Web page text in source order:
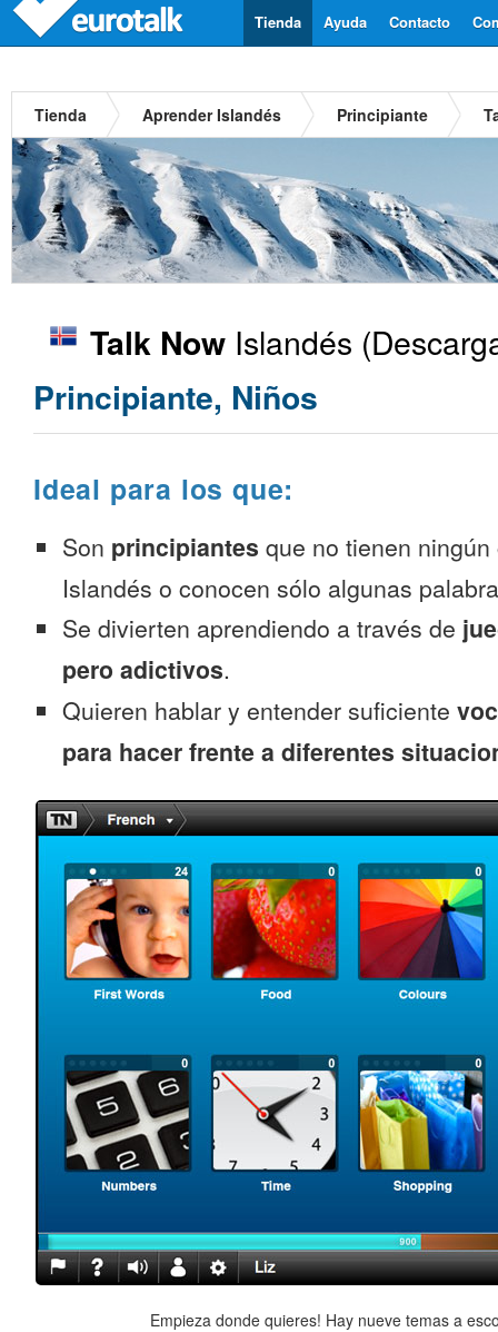
Contacto
Ayuda
Tienda
Tienda Aprender Islandés Principiante
Talk Now Islandés
Principiante, Niños
Ideal para los que:
Son principiantes que no tienen
Islandés o conocen sólo algunas
Se divierten aprendiendo a través de
pero adictivos.
Quieren hablar y entender suficiente
para hacer frente a diferentes
Empieza donde quieres! Hay nueve temas a